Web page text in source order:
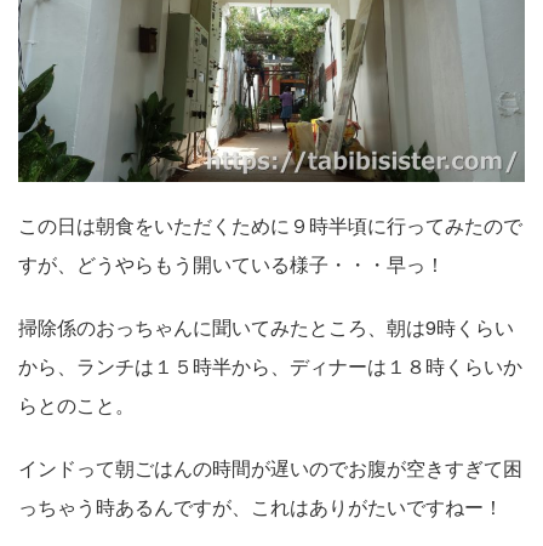
この日は朝食をいただくために９時半頃に行ってみたので
すが、どうやらもう開いている様子・・・早っ！
掃除係のおっちゃんに聞いてみたところ、朝は9時くらい
から、ランチは１５時半から、ディナーは１８時くらいか
らとのこと。
インドって朝ごはんの時間が遅いのでお腹が空きすぎて困
っちゃう時あるんですが、これはありがたいですねー！